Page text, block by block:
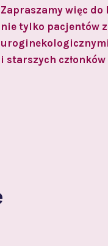
Zapraszamy więc do
nie tylko pacjentów
i starszych